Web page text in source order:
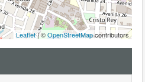
Leaflet| ©OpenStreetMapcontributors